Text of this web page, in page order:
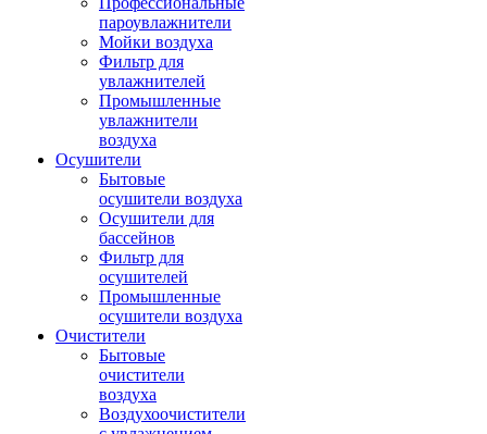
пароувлажнители
Мойки воздуха
Фильтр для
увлажнителей
Промышленные
увлажнители
воздуха
Осушители
Бытовые
осушители воздуха
Осушители для
бассейнов
Фильтр для
осушителей
Промышленные
осушители воздуха
Очистители
Бытовые
очистители
воздуха
Воздухоочистители